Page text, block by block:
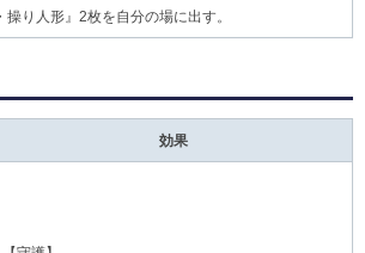
操り人形』2枚を自分の場に出す。
効果